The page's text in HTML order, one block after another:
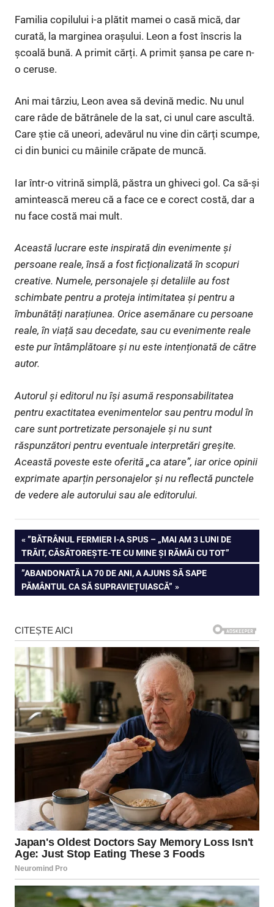
Familia copilului i-a plătit mamei o casă mică, dar
curată, la marginea orașului. Leon a fost înscris la
școală bună. A primit cărți. A primit șansa pe care n-
o ceruse.
Ani mai târziu, Leon avea să devină medic. Nu unul
care râde de bătrânele de la sat, ci unul care ascultă.
Care știe că uneori, adevărul nu vine din cărți scumpe,
ci din bunici cu mâinile crăpate de muncă.
Iar într-o vitrină simplă, păstra un ghiveci gol. Ca să-și
amintească mereu că a face ce e corect costă, dar a
nu face costă mai mult.
Această lucrare este inspirată din evenimente și
persoane reale, însă a fost ficționalizată în scopuri
creative. Numele, personajele și detaliile au fost
schimbate pentru a proteja intimitatea și pentru a
îmbunătăți narațiunea. Orice asemănare cu persoane
reale, în viață sau decedate, sau cu evenimente reale
este pur întâmplătoare și nu este intenționată de către
autor.
Autorul și editorul nu își asumă responsabilitatea
pentru exactitatea evenimentelor sau pentru modul în
care sunt portretizate personajele și nu sunt
răspunzători pentru eventuale interpretări greșite.
Această poveste este oferită „ca atare”, iar orice opinii
exprimate aparțin personajelor și nu reflectă punctele
de vedere ale autorului sau ale editorului.
Navigare
în
articole
PREVIOUS
POST:
”BĂTRÂNUL FERMIER I-A SPUS – „MAI AM 3 LUNI DE
TRĂIT, CĂSĂTOREȘTE-TE CU MINE ȘI RĂMÂI CU TOT”
NEXT
POST:
”ABANDONATĂ LA 70 DE ANI, A AJUNS SĂ SAPE
PĂMÂNTUL CA SĂ SUPRAVIEȚUIASCĂ”